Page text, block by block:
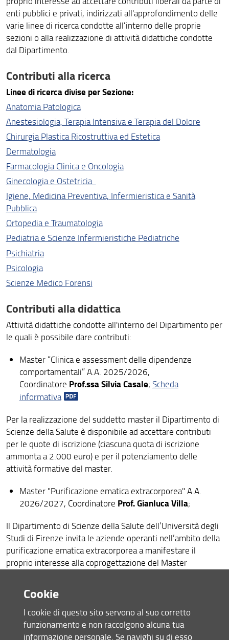
enti pubblici e privati, indirizzati all'approfondimento delle
varie linee di ricerca condotte all’interno delle proprie
sezioni o alla realizzazione di attività didattiche condotte
dal Dipartimento.
Contributi alla ricerca
Linee di ricerca divise per Sezione:
Anatomia Patologica
Anestesiologia, Terapia Intensiva e Terapia del Dolore
Chirurgia Plastica Ricostruttiva ed Estetica
Dermatologia
Farmacologia Clinica e Oncologia
Ginecologia e Ostetricia
Igiene, Medicina Preventiva, Infermieristica e Sanità
Pubblica
Ortopedia e Traumatologia
Pediatria e Scienze Infermieristiche Pediatriche
Psichiatria
Psicologia
Scienze Medico Forensi
Contributi alla didattica
Attività didattiche condotte all'interno del Dipartimento per
le quali è possibile dare contributi:
Master “Clinica e assessment delle dipendenze
comportamentali” A.A. 2025/2026,
Coordinatore Prof.ssa Silvia Casale; Scheda
informativa
Per la realizzazione del suddetto master il Dipartimento di
Scienze della Salute è disponibile ad accettare contributi
per le quote di iscrizione (ciascuna quota di iscrizione
ammonta a 2.000 euro) e per il potenziamento delle
attività formative del master.
Master "Purificazione ematica extracorporea" A.A.
2026/2027, Coordinatore Prof. Gianluca Villa;
Il Dipartimento di Scienze della Salute dell’Università degli
Studi di Firenze invita le aziende operanti nell’ambito della
purificazione ematica extracorporea a manifestare il
proprio interesse allacoprogettazione del Master
l’anno accademico 2026/2027. L’iniziativa è finalizzata alla
costruzione di un percorso formativo altamente
qualificante, orientato allo sviluppo di competenze teoriche
e pratiche nel settore delle terapie extracorporee applicate
al paziente critico, anche attraverso attività didattiche,
Contributi liberali
Partecipazione agli obiettivi di sviluppo sostenibile
Cookie
I cookie di questo sito servono al suo corretto
funzionamento e non raccolgono alcuna tua
informazione personale. Se navighi su di esso